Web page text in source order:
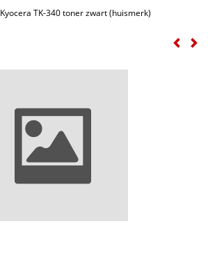
Kyocera TK-340 toner zwart (huismerk)